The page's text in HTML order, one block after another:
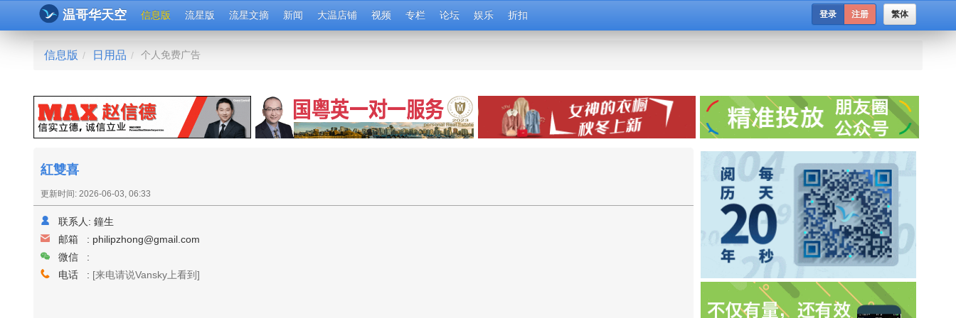
温哥华天空 信息版 流星版 流星文摘 新闻 大温店铺 视频 专栏 论坛 娱乐 折扣 繁体
登录 注册
信息版 / 日用品 / 个人免费广告
紅雙喜
更新时间: 2026-06-03, 06:33
联系人: 鐘生
邮箱 : philipzhong@gmail.com
微信 :
电话 : [来电请说Vansky上看到]